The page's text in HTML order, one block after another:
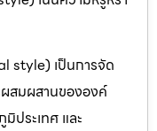
style) เป็นการจัด
ผสมผสานขององค์
ประเทศ และ